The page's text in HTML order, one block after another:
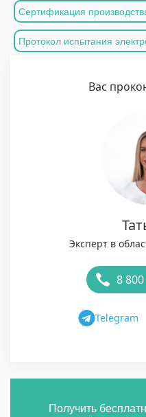
Сертификация
Протокол испытания
Вас
Эксперт в
8
Telegram
Получить